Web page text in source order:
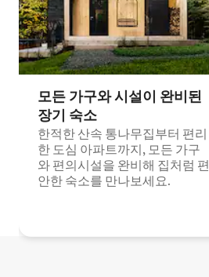
모든 가구와 시설이 완비된
장기 숙소
한적한 산속 통나무집부터 편리
한 도심 아파트까지, 모든 가구
와 편의시설을 완비해 집처럼 편
안한 숙소를 만나보세요.